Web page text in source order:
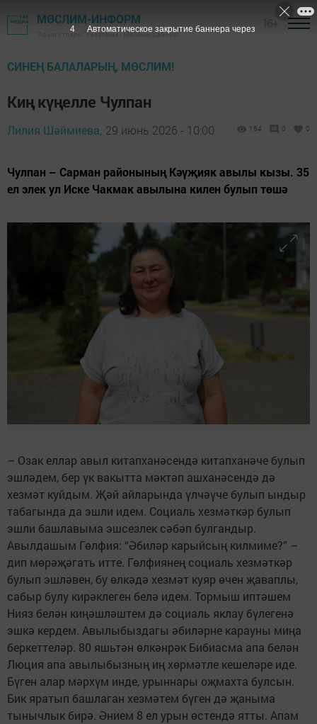
МӨСЛИМ-ИНФОРМ
"Авыл утлары" газетасы - Мөслим районы
СИНЕҢ БАЛАЛАРЫҢ, МӨСЛИМ!
Киң күңелле Чулпан
Лилия Шәймиева, 29 июнь 2026 - 10:00 164 0 0
Чулпан – Сарман районының Кәүҗияк авылы кызы. 35
ел элек ул Иске Чакмак авылына килен булып төшә
– Озак еллар авыл китапханәсендә китапханәче булып
эшләдем, бер үк вакытта мәктәп ашханәсендә дә
хезмәт куйдым. Җәй айларында үлчәүче булып ындыр
табагында да эшли идем. Социаль хезмәткәр булып
эшли башлавыма эшсезлек сәбәп булгандыр.
Авылдашым Гөлфия: “Әбиләр карыйсың килмиме?” –
дип мөрәҗәгать итте. Гөлфиянең социаль хезмәткәр
булып эшләвен, бу өлкәдә хезмәт куяр өчен җаваплы,
сабыр булу кирәклеген белә идем. Тормыш иптәшем
Нияз белән киңәшләштем дә социаль яклау бүлегенә
эшкә кердем. Авылыбыздагы әбиләрне карауны миңа
беркеттеләр. 80 яшьтән өлкәнрәк Бибиасма апа белән
Люция апа авылыбызның иң хөрмәтле кешеләре иде.
Бүген алар мәрхүм инде, урыннары оҗмахта булсын.
Бик яратып башлаган хезмәтем бүген дә җаныма
тынычлык бирә. Әнием 8 ел урын өстендә ятты. Апам
2 Автоматическое закрытие баннера через